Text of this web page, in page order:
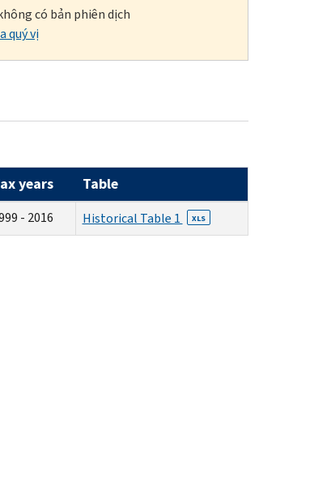
có bản phiên dịch
quý vị
years Table
- 2016 Historical Table 1 XLS